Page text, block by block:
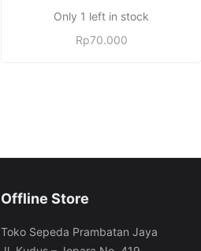
Only 1 left in stock
Rp70.000
Offline Store
Toko Sepeda Prambatan Jaya